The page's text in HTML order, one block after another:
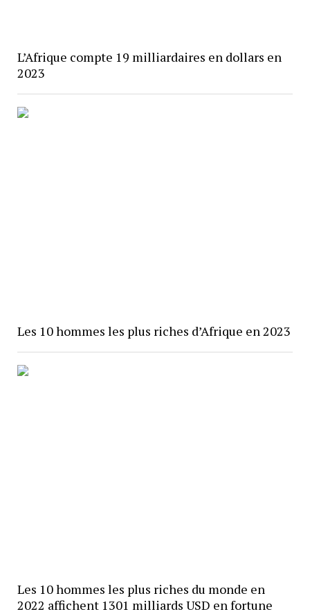
L’Afrique compte 19 milliardaires en dollars en
2023
Les 10 hommes les plus riches d’Afrique en 2023
Les 10 hommes les plus riches du monde en
2022 affichent 1301 milliards USD en fortune